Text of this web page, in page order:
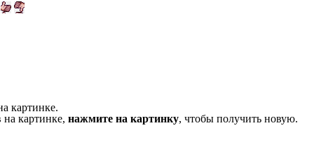
картинке.
картинке, нажмите на картинку, чтобы получить новую.